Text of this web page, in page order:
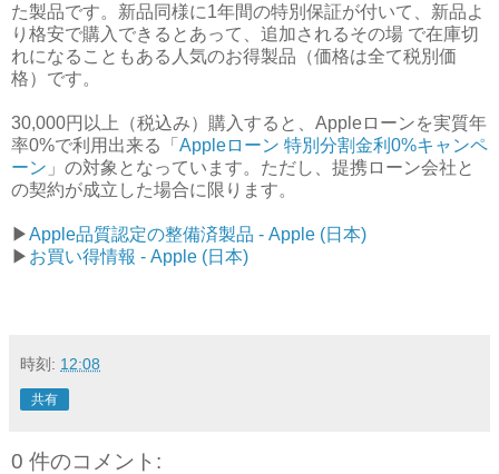
た製品です。新品同様に1年間の特別保証が付いて、新品よ
り格安で購入できるとあって、追加されるその場 で在庫切
れになることもある人気のお得製品（価格は全て税別価
格）です。
30,000円以上（税込み）購入すると、Appleローンを実質年
率0%で利用出来る「 Appleローン 特別分割金利0%キャンペ
ーン 」の対象となっています。ただし、提携ローン会社と
の契約が成立した場合に限ります。
▶︎Apple品質認定の整備済製品 - Apple (日本)
▶︎ お買い得情報 - Apple (日本)
時刻: 12:08
共有
0 件のコメント: